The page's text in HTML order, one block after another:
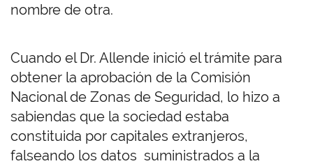
nombre de otra.
Cuando el Dr. Allende inició el trámite para
obtener la aprobación de la Comisión
Nacional de Zonas de Seguridad, lo hizo a
sabiendas que la sociedad estaba
constituida por capitales extranjeros,
falseando los datos suministrados a la